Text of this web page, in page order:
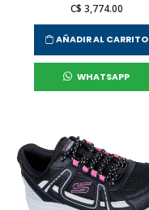
C$ 3,774.00
AÑADIR AL CARRITO
WHATSAPP